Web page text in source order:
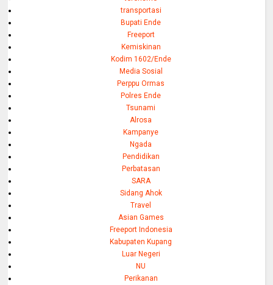
transportasi
Bupati Ende
Freeport
Kemiskinan
Kodim 1602/Ende
Media Sosial
Perppu Ormas
Polres Ende
Tsunami
Alrosa
Kampanye
Ngada
Pendidikan
Perbatasan
SARA
Sidang Ahok
Travel
Asian Games
Freeport Indonesia
Kabupaten Kupang
Luar Negeri
NU
Perikanan